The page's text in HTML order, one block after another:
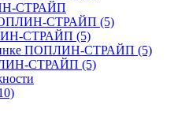
СТРАЙП
СТРАЙП (5)
СТРАЙП (5)
ПОПЛИН-СТРАЙП (5)
СТРАЙП (5)